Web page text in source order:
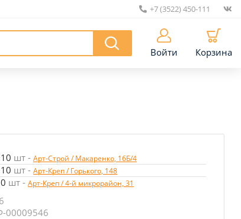
+7 (3522) 450-111
Войти Корзина
шт - Арт-Строй / Макаренко, 16Б/4
шт - Арт-Креп / Горького, 148
шт - Арт-Креп / 4-й микрорайон, 31
00009546